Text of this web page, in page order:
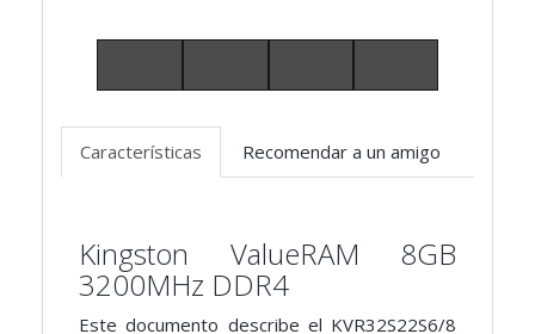
Características Recomendar a un amigo
Kingston ValueRAM 8GB
3200MHz DDR4
Este documento describe el KVR32S22S6/8